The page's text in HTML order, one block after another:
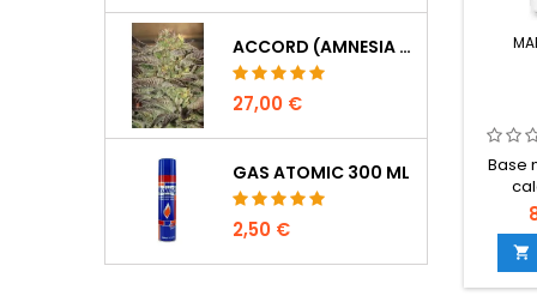
ACCORD (AMNESIA CORDOBESA)
27,00 €
GAS ATOMIC 300 ML
2,50 €
Base
